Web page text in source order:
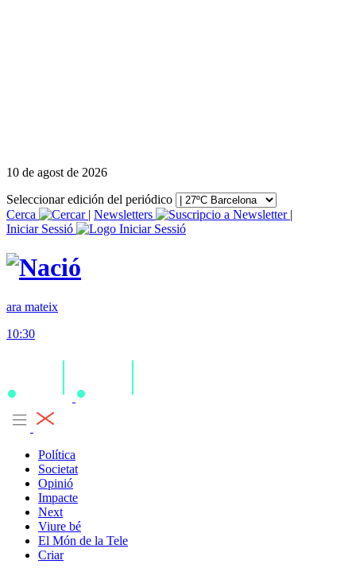
10 de agost de 2026
Seleccionar edición del periódico
Cerca
| Newsletters
|
Iniciar Sessió
ara mateix
10:30
Política
Societat
Opinió
Impacte
Next
Viure bé
El Món de la Tele
Criar